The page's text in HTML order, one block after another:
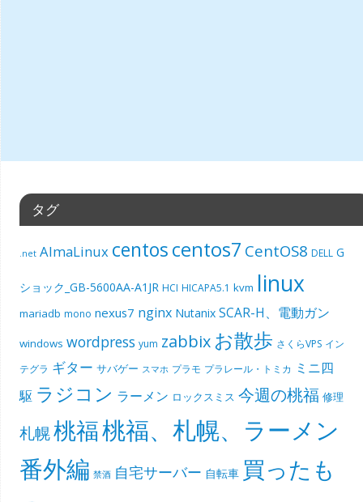
タグ
.net AlmaLinux centoscentos7 CentOS8 DELL G
ショック_GB-5600AA-A1JR HCI HICAPA5.1 kvm linux
mariadb mono nexus7 nginx Nutanix SCAR-H、電動ガン
windows wordpress yum zabbix お散歩 さくらVPS イン
テグラ ギター サバゲー スマホ プラモ プラレール・トミカ ミニ四
駆 ラジコン ラーメン ロックスミス 今週の桃福 修理
札幌桃福桃福、札幌、ラーメン
番外編 禁酒 自宅サーバー 自転車 買ったも